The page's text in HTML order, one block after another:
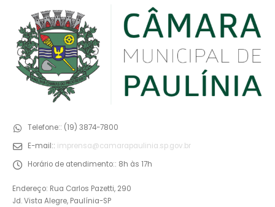
Telefone:: (19) 3874-7800
E-mail:: imprensa@camarapaulinia.sp.gov.br
Horário de atendimento:: 8h às 17h
Endereço: Rua Carlos Pazetti, 290
Jd. Vista Alegre, Paulínia-SP